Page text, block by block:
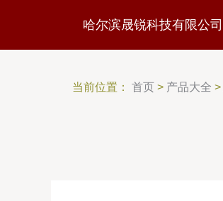
哈尔滨晟锐科技有限公司
当前位置： 首页 > 产品大全 >